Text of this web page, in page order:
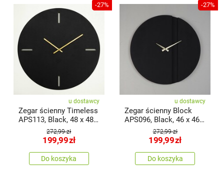
-27%
u dostawcy
Zegar ścienny Timeless
APS113, Black, 48 x 48
272,99 zł
199,99zł
Do koszyka
-27%
u dostawcy
Zegar ścienny Block
APS096, Black, 46 x 46
272,99 zł
199,99zł
Do koszyka